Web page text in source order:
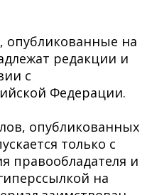
опубликованные на
редакции и
с
Федерации.
опубликованных
только с
правообладателя и
на